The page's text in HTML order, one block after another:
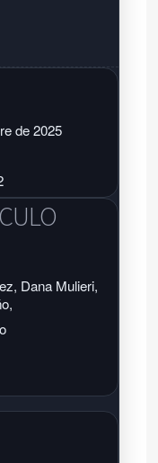
de 2025
Dana Mulieri,